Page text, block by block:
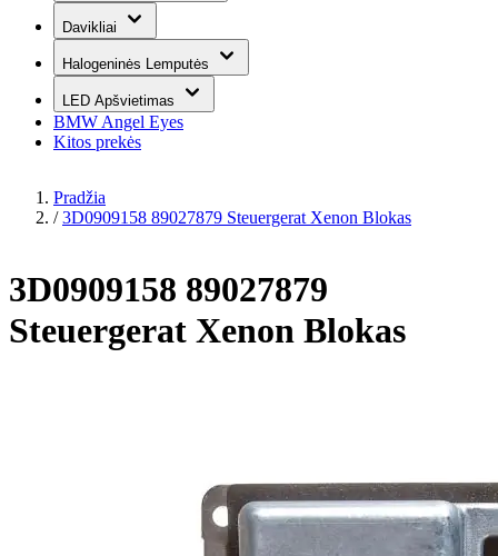
Davikliai
Halogeninės Lemputės
LED Apšvietimas
BMW Angel Eyes
Kitos prekės
Pradžia
/ 3D0909158 89027879 Steuergerat Xenon Blokas
3D0909158 89027879
Steuergerat Xenon Blokas